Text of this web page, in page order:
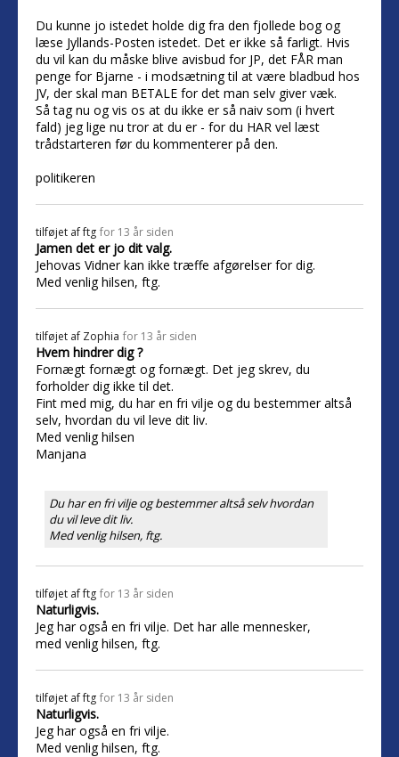
Du kunne jo istedet holde dig fra den fjollede bog og
læse Jyllands-Posten istedet. Det er ikke så farligt. Hvis
du vil kan du måske blive avisbud for JP, det FÅR man
penge for Bjarne - i modsætning til at være bladbud hos
JV, der skal man BETALE for det man selv giver væk.
Så tag nu og vis os at du ikke er så naiv som (i hvert
fald) jeg lige nu tror at du er - for du HAR vel læst
trådstarteren før du kommenterer på den.
politikeren
tilføjet afftg for 13 år siden
Jamen det er jo dit valg.
Jehovas Vidner kan ikke træffe afgørelser for dig.
Med venlig hilsen, ftg.
tilføjet af Zophia for 13 år siden
Hvem hindrer dig ?
Fornægt fornægt og fornægt. Det jeg skrev, du
forholder dig ikke til det.
Fint med mig, du har en fri vilje og du bestemmer altså
selv, hvordan du vil leve dit liv.
Med venlig hilsen
Manjana
Du har en fri vilje og bestemmer altså selv hvordan
du vil leve dit liv.
Med venlig hilsen, ftg.
tilføjet afftg for 13 år siden
Naturligvis.
Jeg har også en fri vilje. Det har alle mennesker,
med venlig hilsen, ftg.
tilføjet afftg for 13 år siden
Naturligvis.
Jeg har også en fri vilje.
Med venlig hilsen, ftg.